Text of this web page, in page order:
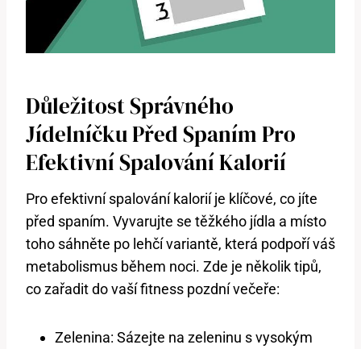
Důležitost Správného
Jídelníčku Před Spaním Pro
Efektivní Spalování Kalorií
Pro efektivní spalování kalorií je klíčové, co jíte
před spaním. Vyvarujte se těžkého jídla a místo
toho sáhněte po lehčí variantě, která podpoří váš
metabolismus během noci. Zde je několik tipů,
co zařadit do vaší fitness pozdní večeře:
Zelenina: Sázejte na zeleninu s vysokým